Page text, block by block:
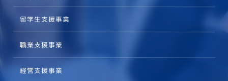
留学生支援事業
職業支援事業
経営支援事業